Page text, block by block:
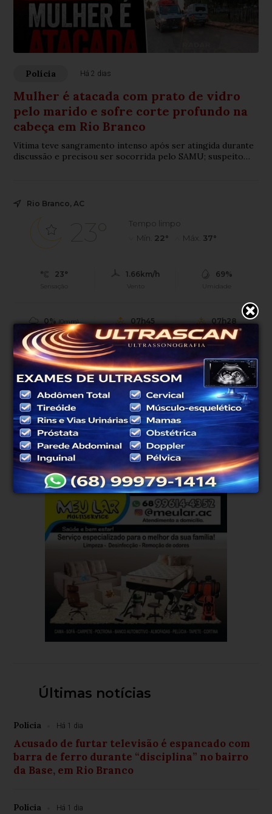
Polícia Há 2 dias
Mulher é atacada com prato de vidro
pelo marido e sofre corte profundo na
cabeça em Rio Branco
Vítima teve sangramento intenso após ser atingida durante
discussão e precisou ser socorrida pelo SAMU; suspeito
Rio Branco, AC
23°
Tempo limpo
Mín. 22° Máx. 37°
23°
Sensação
1.66km/h
Vento
69%
Umidade
0% (0mm)
Chance de chuva
07h45
Nascer do sol
07h28
Pôr do sol
SEX
38°
23°
SÁB
39°
DOM
39°
24°
SEG
40°
22°
TER
33°
22°
Atualizado às 02h01
PUBLICIDADE
Últimas notícias
Polícia Há 1 dia
Acusado de furtar televisão é espancado com
barra de ferro durante “disciplina” no bairro
da Base, em Rio Branco
Polícia Há 1 dia